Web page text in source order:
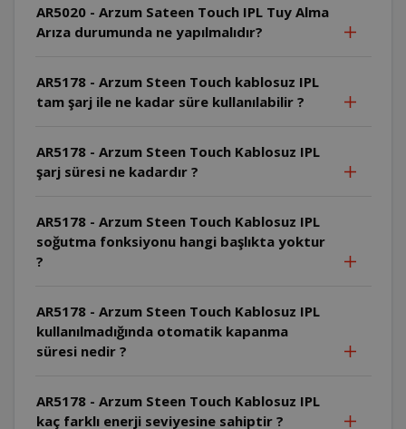
AR5020 - Arzum Sateen Touch IPL Tuy Alma
Arıza durumunda ne yapılmalıdır?
AR5178 - Arzum Steen Touch kablosuz IPL
tam şarj ile ne kadar süre kullanılabilir ?
AR5178 - Arzum Steen Touch Kablosuz IPL
şarj süresi ne kadardır ?
AR5178 - Arzum Steen Touch Kablosuz IPL
soğutma fonksiyonu hangi başlıkta yoktur
?
AR5178 - Arzum Steen Touch Kablosuz IPL
kullanılmadığında otomatik kapanma
süresi nedir ?
AR5178 - Arzum Steen Touch Kablosuz IPL
kaç farklı enerji seviyesine sahiptir ?